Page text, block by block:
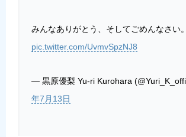
みんなありがとう、そしてごめんなさい。
pic.twitter.com/UvmvSpzNJ8
— 黒原優梨 Yu-ri Kurohara
年7月13日